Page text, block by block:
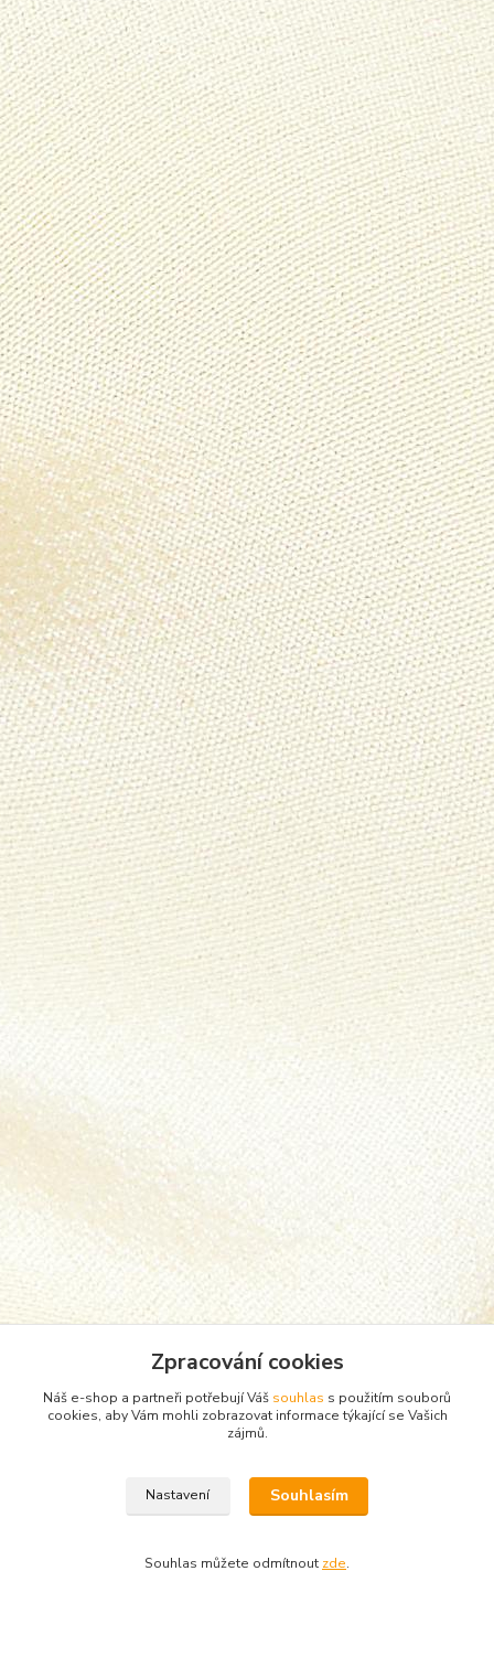
Zboží zařazeno v kategoriích
Punčocháče, silonky, ponožky
Zpracování cookies
Náš e-shop a partneři potřebují Váš souhlas s použitím souborů
cookies, aby Vám mohli zobrazovat informace týkající se Vašich
zájmů.
Nastavení Souhlasím
Souhlas můžete odmítnout zde.